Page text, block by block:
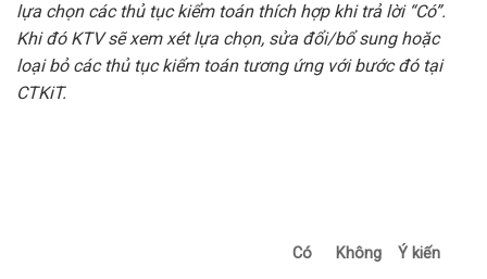
lựa chọn các thủ tục kiểm toán thích hợp khi trả lời “Có”.
Khi đó KTV sẽ xem xét lựa chọn, sửa đổi/bổ sung hoặc
loại bỏ các thủ tục kiểm toán tương ứng với bước đó tại
CTKiT.
Có Không Ý kiến